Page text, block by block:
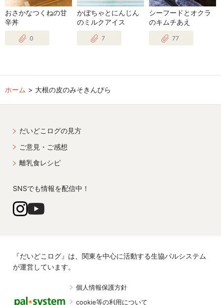
おさかなつくねの甘
辛丼
0
かぼちゃとにんじん
のミルクアイス
7
シーフードとオクラ
のキムチあえ
77
ホーム 大根の皮のみそきんぴら
だいどこログの見方
ご意見・ご感想
離乳食レシピ
SNSでも情報を配信中！
『だいどこログ』は、関東を中心に活動する生協パルシステム
が運営しています。
個人情報保護方針
cookie等の利用について